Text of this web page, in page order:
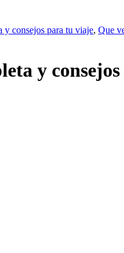
y consejos para tu viaje, Que
y